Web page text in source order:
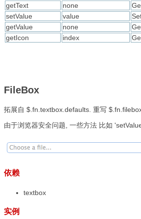
width
prompt
value
editable
getText
none
setValue
value
getValue
none
getIcon
index
FileBox
拓展自 $.fn.textbox.defaults. 重写
由于浏览器安全问题, 一些方法 比如
依赖
textbox
实例